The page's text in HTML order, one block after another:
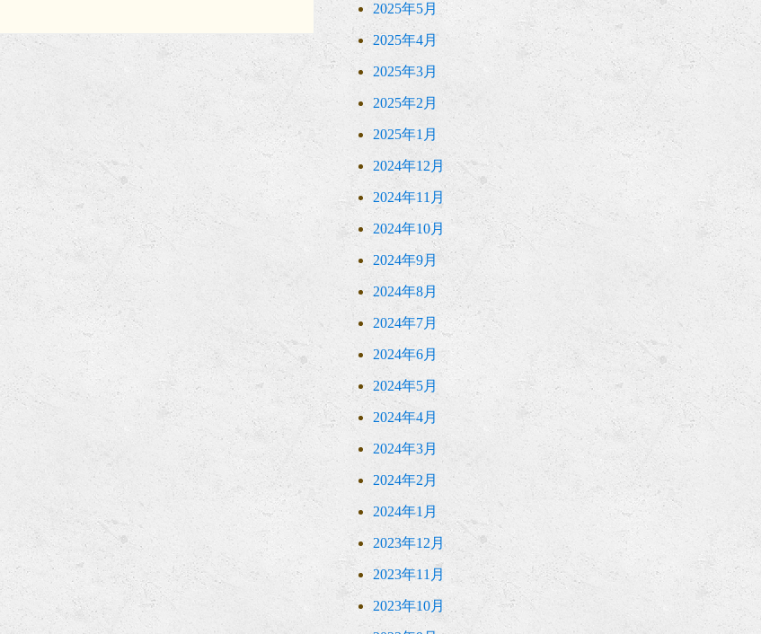
2025年5月
2025年4月
2025年3月
2025年2月
2025年1月
2024年12月
2024年11月
2024年10月
2024年9月
2024年8月
2024年7月
2024年6月
2024年5月
2024年4月
2024年3月
2024年2月
2024年1月
2023年12月
2023年11月
2023年10月